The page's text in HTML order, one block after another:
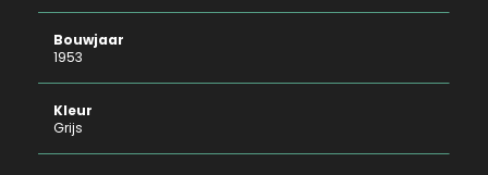
Bouwjaar
1953
Kleur
Grijs